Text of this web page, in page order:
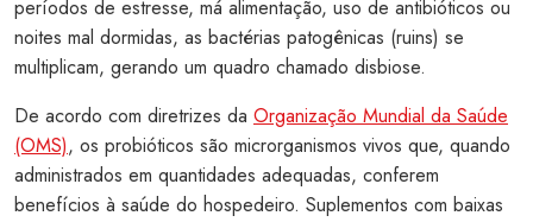
períodos de estresse, má alimentação, uso de antibióticos ou
noites mal dormidas, as bactérias patogênicas (ruins) se
multiplicam, gerando um quadro chamado disbiose.
De acordo com diretrizes da Organização Mundial da Saúde
(OMS), os probióticos são microrganismos vivos que, quando
administrados em quantidades adequadas, conferem
benefícios à saúde do hospedeiro. Suplementos com baixas